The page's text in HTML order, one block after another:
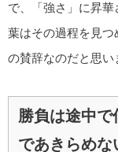
で、「強さ」に昇
葉はその過程を見
の賛辞なのだと思い
勝負は途中で
であきらめな